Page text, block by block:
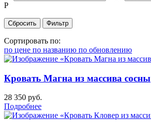
Р
Сортировать по:
по цене по названию по обновлению
Кровать Магна из массива сосны
28 350 руб.
Подробнее